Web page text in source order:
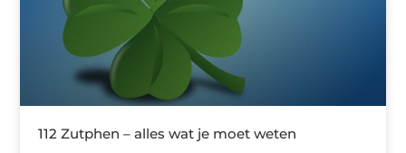
112 Zutphen – alles wat je moet weten